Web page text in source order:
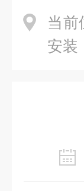
当前
安装